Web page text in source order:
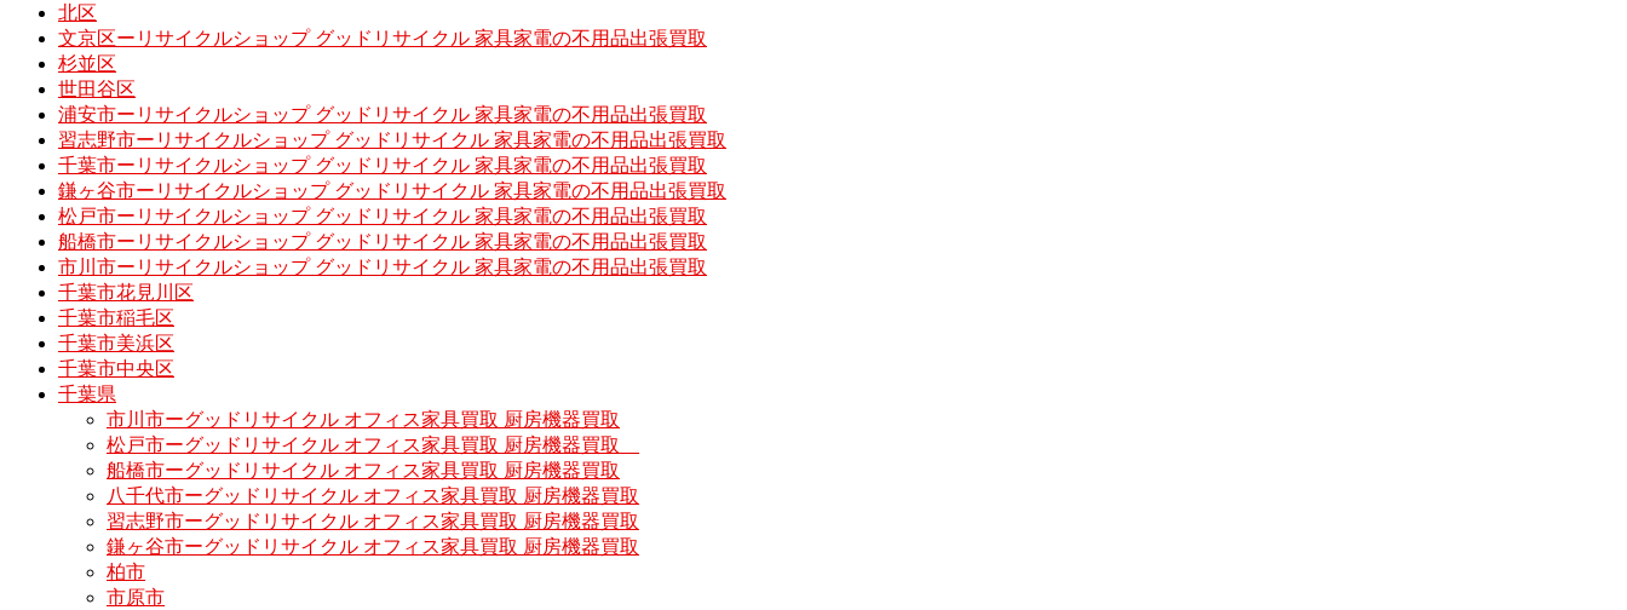
北区
文京区ーリサイクルショップ グッドリサイクル 家具家電の不用品出張買取
杉並区
世田谷区
浦安市ーリサイクルショップ グッドリサイクル 家具家電の不用品出張買取
習志野市ーリサイクルショップ グッドリサイクル 家具家電の不用品出張買取
千葉市ーリサイクルショップ グッドリサイクル 家具家電の不用品出張買取
鎌ヶ谷市ーリサイクルショップ グッドリサイクル 家具家電の不用品出張買取
松戸市ーリサイクルショップ グッドリサイクル 家具家電の不用品出張買取
船橋市ーリサイクルショップ グッドリサイクル 家具家電の不用品出張買取
市川市ーリサイクルショップ グッドリサイクル 家具家電の不用品出張買取
千葉市花見川区
千葉市稲毛区
千葉市美浜区
千葉市中央区
千葉県
市川市ーグッドリサイクル オフィス家具買取 厨房機器買取
松戸市ーグッドリサイクル オフィス家具買取 厨房機器買取
船橋市ーグッドリサイクル オフィス家具買取 厨房機器買取
八千代市ーグッドリサイクル オフィス家具買取 厨房機器買取
習志野市ーグッドリサイクル オフィス家具買取 厨房機器買取
鎌ヶ谷市ーグッドリサイクル オフィス家具買取 厨房機器買取
柏市
市原市